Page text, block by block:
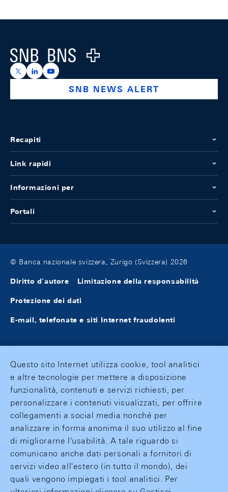
Logo
https://x.com/snb_bns
https://ch.linkedin.com/company/swiss-national-
https://www.youtube.com/@swissnationalbank
SNB NEWS ALERT
Recapiti
Link rapidi
Informazioni per
Portali
© Banca nazionale svizzera, Zurigo (Svizzera) 2026
Diritto d'autore Limitazione della responsabilità
Protezione dei dati
E-mail, telefonate e siti Internet fraudolenti
Questo sito Internet utilizza cookie, tool analitici
e altre tecnologie per mettere a disposizione
funzionalità, contenuti e servizi richiesti, per
personalizzare i contenuti visualizzati, per offrire
collegamenti a social media nonché per
analizzare in forma anonima il suo utilizzo al fine
di migliorarne l'usabilità. A tale riguardo si
comunicano anche dati personali a fornitori di
servizi video all'estero (in tutto il mondo), dei
quali vengono impiegati i tool analitici. Per